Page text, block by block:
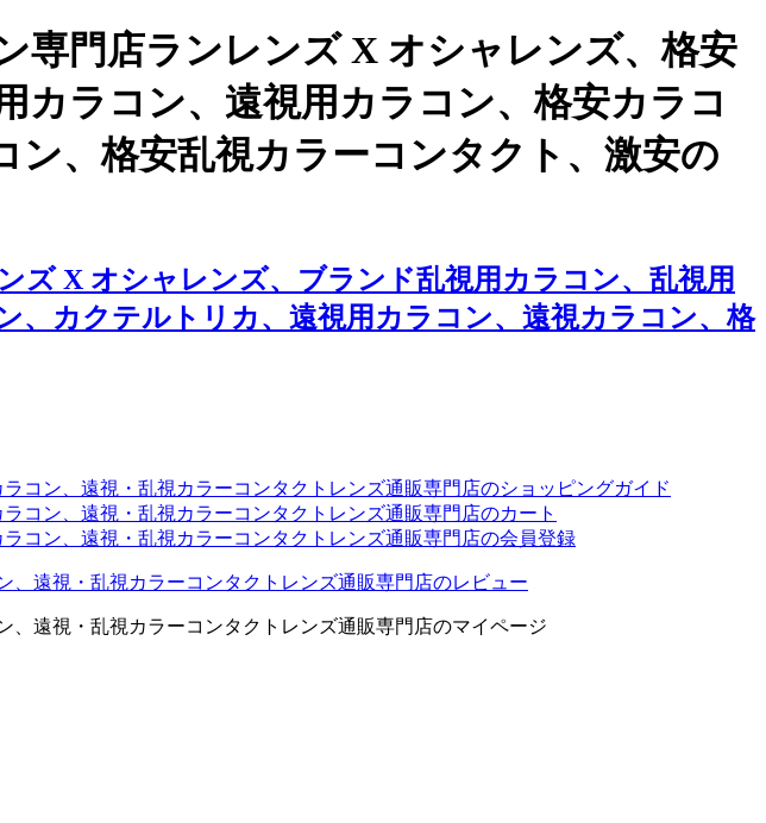
専門店ランレンズ X オシャレンズ、格安
カラコン、遠視用カラコン、格安カラコ
ン、格安乱視カラーコンタクト、激安の
ズ X オシャレンズ、ブランド乱視用カラコン、乱視用
、カクテルトリカ、遠視用カラコン、遠視カラコン、格
コン、遠視・乱視カラーコンタクトレンズ通販専門店のショッピングガイド
コン、遠視・乱視カラーコンタクトレンズ通販専門店のカート
コン、遠視・乱視カラーコンタクトレンズ通販専門店の会員登録
遠視・乱視カラーコンタクトレンズ通販専門店のレビュー
遠視・乱視カラーコンタクトレンズ通販専門店のマイページ